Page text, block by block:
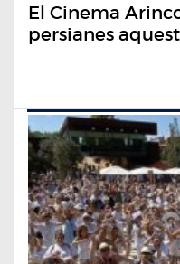
El Cinema
persianes